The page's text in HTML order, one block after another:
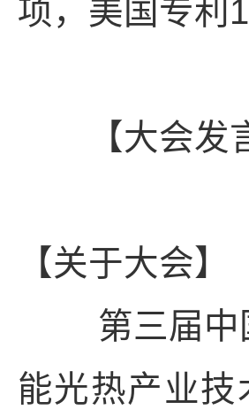
项，美国专利1
【大会发言
【关于大会】
第三届中国
能光热产业